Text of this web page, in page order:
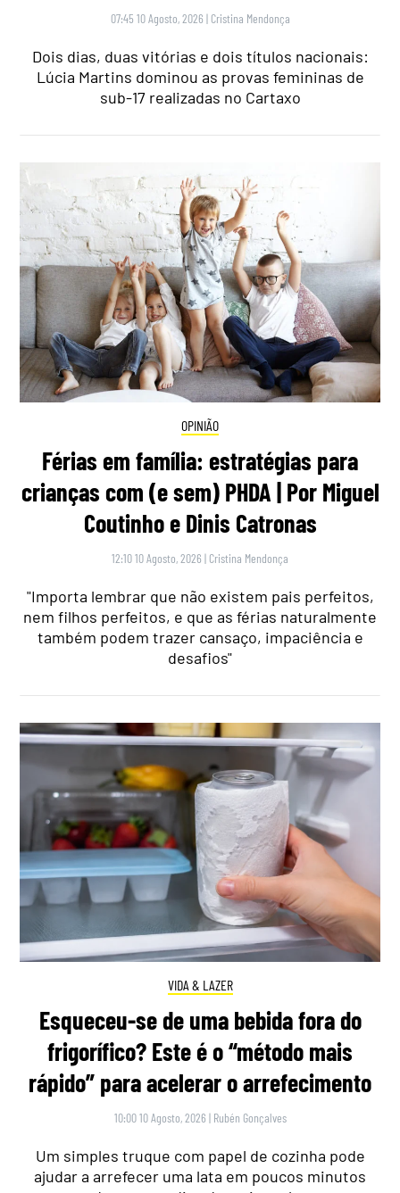
07:45 10 Agosto, 2026 | Cristina Mendonça
Dois dias, duas vitórias e dois títulos nacionais:
Lúcia Martins dominou as provas femininas de
sub-17 realizadas no Cartaxo
OPINIÃO
Férias em família: estratégias para
crianças com (e sem) PHDA | Por Miguel
Coutinho e Dinis Catronas
12:10 10 Agosto, 2026 | Cristina Mendonça
"Importa lembrar que não existem pais perfeitos,
nem filhos perfeitos, e que as férias naturalmente
também podem trazer cansaço, impaciência e
desafios"
VIDA & LAZER
Esqueceu-se de uma bebida fora do
frigorífico? Este é o “método mais
rápido” para acelerar o arrefecimento
10:00 10 Agosto, 2026 | Rubén Gonçalves
Um simples truque com papel de cozinha pode
ajudar a arrefecer uma lata em poucos minutos